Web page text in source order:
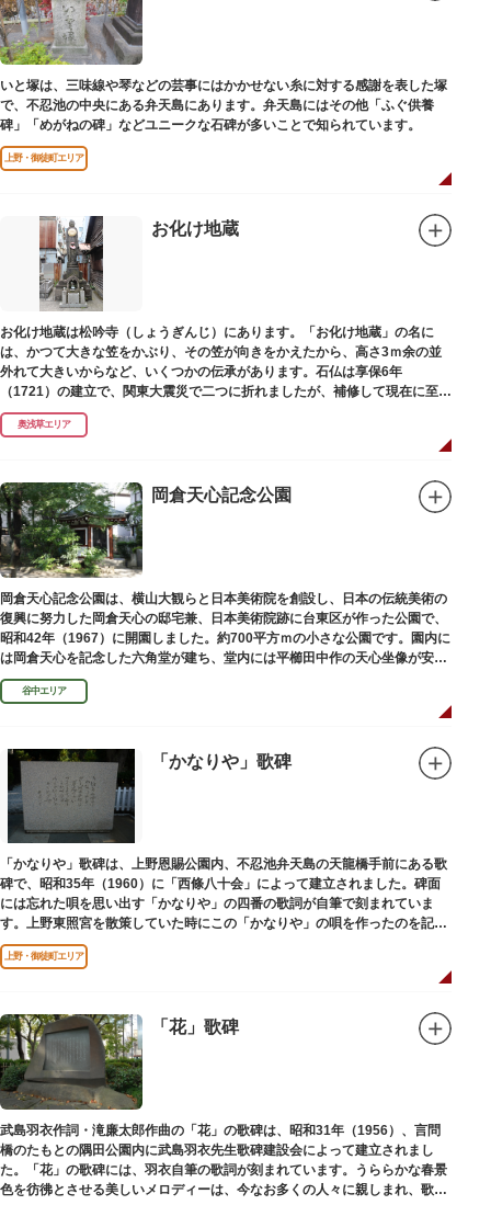
いと塚は、三味線や琴などの芸事にはかかせない糸に対する感謝を表した塚
で、不忍池の中央にある弁天島にあります。弁天島にはその他「ふぐ供養
碑」「めがねの碑」などユニークな石碑が多いことで知られています。
上野・御徒町エリア
お化け地蔵
お化け地蔵は松吟寺（しょうぎんじ）にあります。「お化け地蔵」の名に
は、かつて大きな笠をかぶり、その笠が向きをかえたから、高さ3ｍ余の並
外れて大きいからなど、いくつかの伝承があります。石仏は享保6年
（1721）の建立で、関東大震災で二つに折れましたが、補修して現在に至っ
ています。常夜灯は、寛政2年（1790）に建てられました。
奥浅草エリア
岡倉天心記念公園
岡倉天心記念公園は、横山大観らと日本美術院を創設し、日本の伝統美術の
復興に努力した岡倉天心の邸宅兼、日本美術院跡に台東区が作った公園で、
昭和42年（1967）に開園しました。約700平方ｍの小さな公園です。園内に
は岡倉天心を記念した六角堂が建ち、堂内には平櫛田中作の天心坐像が安置
されています。
谷中エリア
「かなりや」歌碑
「かなりや」歌碑は、上野恩賜公園内、不忍池弁天島の天龍橋手前にある歌
碑で、昭和35年（1960）に「西條八十会」によって建立されました。碑面
には忘れた唄を思い出す「かなりや」の四番の歌詞が自筆で刻まれていま
す。上野東照宮を散策していた時にこの「かなりや」の唄を作ったのを記念
してこの地に建てられました。
上野・御徒町エリア
「花」歌碑
武島羽衣作詞・滝廉太郎作曲の「花」の歌碑は、昭和31年（1956）、言問
橋のたもとの隅田公園内に武島羽衣先生歌碑建設会によって建立されまし
た。「花」の歌碑には、羽衣自筆の歌詞が刻まれています。うららかな春景
色を彷彿とさせる美しいメロディーは、今なお多くの人々に親しまれ、歌い